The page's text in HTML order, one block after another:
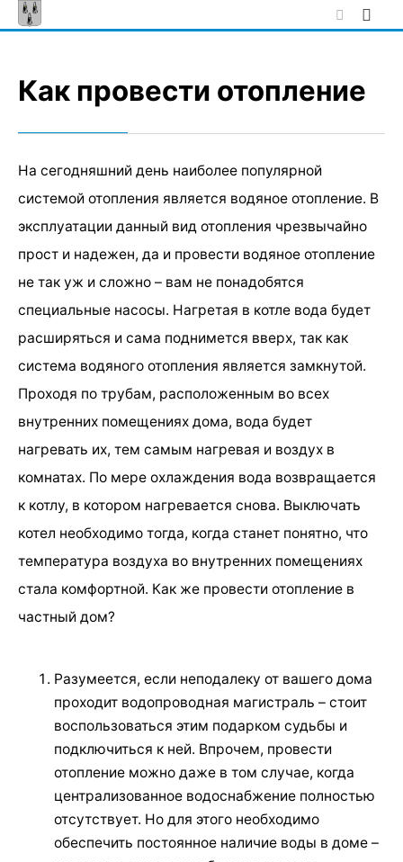
Skip
to
Как провести отопление
На сегодняшний день наиболее популярной
системой отопления является водяное отопление. В
эксплуатации данный вид отопления чрезвычайно
прост и надежен, да и провести водяное отопление
не так уж и сложно – вам не понадобятся
специальные насосы. Нагретая в котле вода будет
расширяться и сама поднимется вверх, так как
система водяного отопления является замкнутой.
Проходя по трубам, расположенным во всех
внутренних помещениях дома, вода будет
нагревать их, тем самым нагревая и воздух в
комнатах. По мере охлаждения вода возвращается
к котлу, в котором нагревается снова. Выключать
котел необходимо тогда, когда станет понятно, что
температура воздуха во внутренних помещениях
стала комфортной. Как же провести отопление в
частный дом?
Разумеется, если неподалеку от вашего дома
проходит водопроводная магистраль – стоит
воспользоваться этим подарком судьбы и
подключиться к ней. Впрочем, провести
отопление можно даже в том случае, когда
централизованное водоснабжение полностью
отсутствует. Но для этого необходимо
обеспечить постоянное наличие воды в доме –